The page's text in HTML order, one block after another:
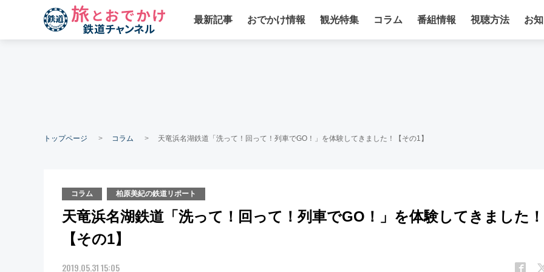
最新記事 おでかけ情報 観光特集 コラム 番組情報 視聴方法 お
トップページ コラム 天竜浜名湖鉄道「洗って！回って！列車でGO！」を体験してきました！【その1】
コラム 柏原美紀の鉄道リポート
天竜浜名湖鉄道「洗って！回って！列車でGO！」を体験してきました！
【その1】
2019.05.31 15:05